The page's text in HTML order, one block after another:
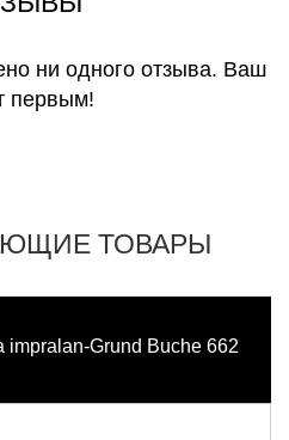
ни одного отзыва. Ваш
первым!
ТОВАРЫ
impralan-Grund Buche 662